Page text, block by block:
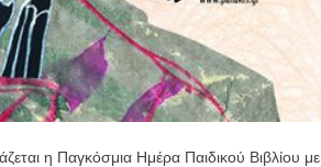
η Παγκόσμια Ημέρα Παιδικού Βιβλίου με